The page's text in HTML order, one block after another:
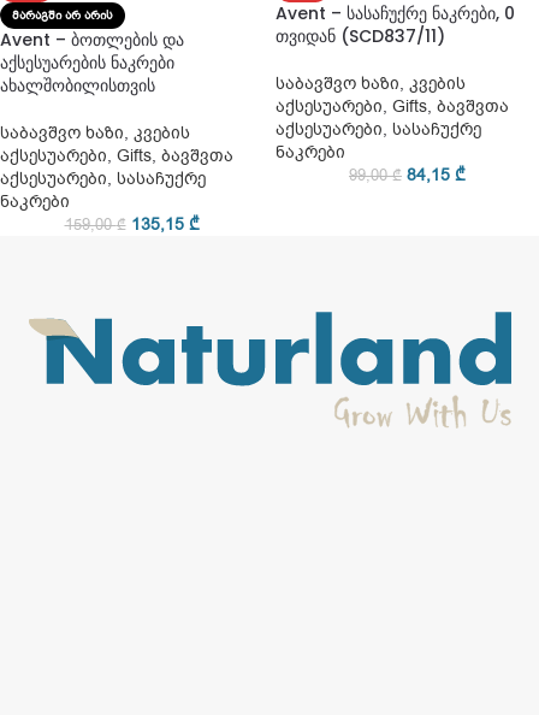
ᲛᲐᲠᲐᲒᲨᲘ ᲐᲠ ᲐᲠᲘᲡ
Avent – ბოთლების და
აქსესუარების ნაკრები
ახალშობილისთვის
საბავშვო ხაზი, კვების
აქსესუარები, Gifts, ბავშვთა
აქსესუარები, სასაჩუქრე
ნაკრები
159,00₾ 135,15 ₾
Avent – სასაჩუქრე ნაკრები, 0
თვიდან (SCD837/11)
საბავშვო ხაზი, კვების
აქსესუარები, Gifts, ბავშვთა
აქსესუარები, სასაჩუქრე
ნაკრები
99,00₾ 84,15 ₾